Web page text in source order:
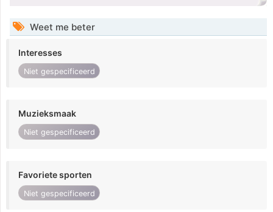
Weet me beter
Interesses
Niet gespecificeerd
Muzieksmaak
Niet gespecificeerd
Favoriete sporten
Niet gespecificeerd